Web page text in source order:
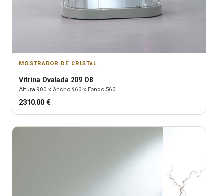
MOSTRADOR DE CRISTAL
Vitrina Ovalada 209 OB
Altura 900 x Ancho 960 x Fondo 560
2310.00 €